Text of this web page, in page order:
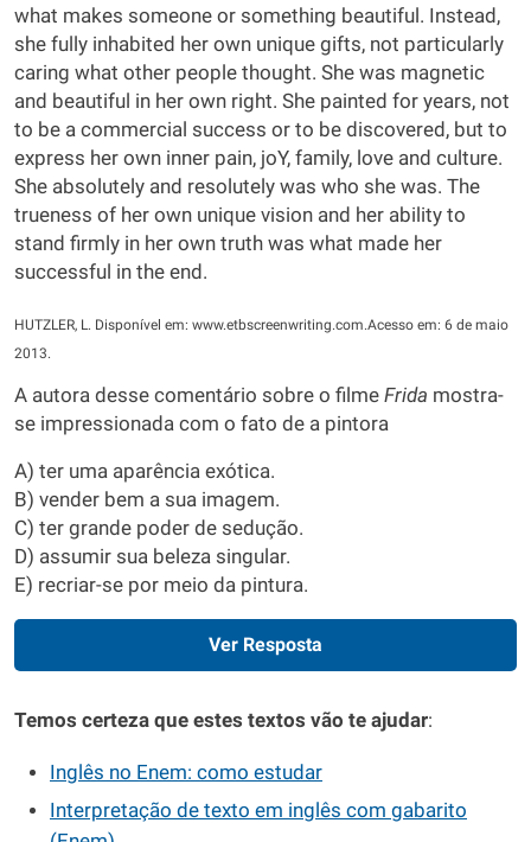
what makes someone or something beautiful. Instead,
she fully inhabited her own unique gifts, not particularly
caring what other people thought. She was magnetic
and beautiful in her own right. She painted for years, not
to be a commercial success or to be discovered, but to
express her own inner pain, joY, family, love and culture.
She absolutely and resolutely was who she was. The
trueness of her own unique vision and her ability to
stand firmly in her own truth was what made her
successful in the end.
HUTZLER, L. Disponível em: www.etbscreenwriting.com.Acesso em: 6 de maio
2013.
A autora desse comentário sobre o filme Frida mostra-
se impressionada com o fato de a pintora
A) ter uma aparência exótica.
B) vender bem a sua imagem.
C) ter grande poder de sedução.
D) assumir sua beleza singular.
E) recriar-se por meio da pintura.
Ver Resposta
Temos certeza que estes textos vão te ajudar:
Inglês no Enem: como estudar
Interpretação de texto em inglês com gabarito